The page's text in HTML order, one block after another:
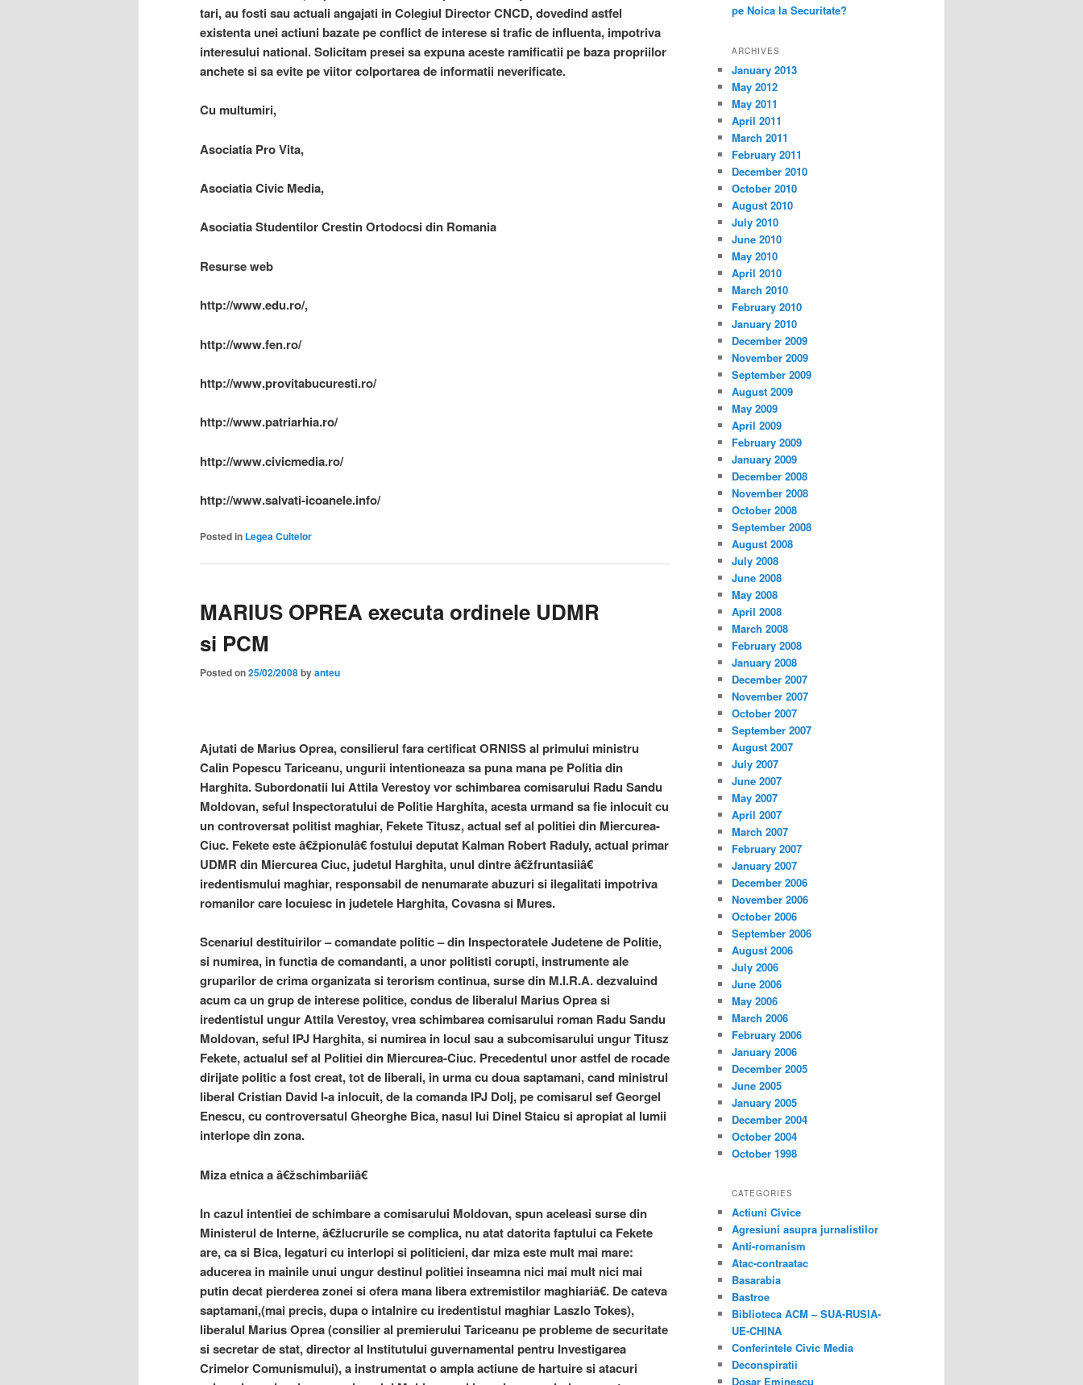
tari, au fosti sau actuali angajati in Colegiul Director CNCD, dovedind astfel
existenta unei actiuni bazate pe conflict de interese si trafic de influenta, impotriva
interesului national. Solicitam presei sa expuna aceste ramificatii pe baza propriilor
anchete si sa evite pe viitor colportarea de informatii neverificate.
Cu multumiri,
Asociatia Pro Vita,
Asociatia Civic Media,
Asociatia Studentilor Crestin Ortodocsi din Romania
Resurse web
http://www.edu.ro/,
http://www.fen.ro/
http://www.provitabucuresti.ro/
http://www.patriarhia.ro/
http://www.civicmedia.ro/
http://www.salvati-icoanele.info/
Posted in Legea Cultelor
MARIUS OPREA executa ordinele UDMR
si PCM
Posted on25/02/2008byanteu
Ajutati de Marius Oprea, consilierul fara certificat ORNISS al primului ministru
Calin Popescu Tariceanu, ungurii intentioneaza sa puna mana pe Politia din
Harghita. Subordonatii lui Attila Verestoy vor schimbarea comisarului Radu Sandu
Moldovan, seful Inspectoratului de Politie Harghita, acesta urmand sa fie inlocuit cu
un controversat politist maghiar, Fekete Titusz, actual sef al politiei din Miercurea-
Ciuc. Fekete este â€žpionulâ€ fostului deputat Kalman Robert Raduly, actual primar
UDMR din Miercurea Ciuc, judetul Harghita, unul dintre â€žfruntasiiâ€
iredentismului maghiar, responsabil de nenumarate abuzuri si ilegalitati impotriva
romanilor care locuiesc in judetele Harghita, Covasna si Mures.
Scenariul destituirilor – comandate politic – din Inspectoratele Judetene de Politie,
si numirea, in functia de comandanti, a unor politisti corupti, instrumente ale
gruparilor de crima organizata si terorism continua, surse din M.I.R.A. dezvaluind
acum ca un grup de interese politice, condus de liberalul Marius Oprea si
iredentistul ungur Attila Verestoy, vrea schimbarea comisarului roman Radu Sandu
Moldovan, seful IPJ Harghita, si numirea in locul sau a subcomisarului ungur Titusz
Fekete, actualul sef al Politiei din Miercurea-Ciuc. Precedentul unor astfel de rocade
dirijate politic a fost creat, tot de liberali, in urma cu doua saptamani, cand ministrul
liberal Cristian David l-a inlocuit, de la comanda IPJ Dolj, pe comisarul sef Georgel
Enescu, cu controversatul Gheorghe Bica, nasul lui Dinel Staicu si apropiat al lumii
interlope din zona.
Miza etnica a â€žschimbariiâ€
In cazul intentiei de schimbare a comisarului Moldovan, spun aceleasi surse din
Ministerul de Interne, â€žlucrurile se complica, nu atat datorita faptului ca Fekete
are, ca si Bica, legaturi cu interlopi si politicieni, dar miza este mult mai mare:
aducerea in mainile unui ungur destinul politiei inseamna nici mai mult nici mai
putin decat pierderea zonei si ofera mana libera extremistilor maghiariâ€. De cateva
saptamani,(mai precis, dupa o intalnire cu iredentistul maghiar Laszlo Tokes),
liberalul Marius Oprea (consilier al premierului Tariceanu pe probleme de securitate
si secretar de stat, director al Institutului guvernamental pentru Investigarea
Crimelor Comunismului), a instrumentat o ampla actiune de hartuire si atacuri
pe Noica la Securitate?
ARCHIVES
January 2013
May 2012
May 2011
April 2011
March 2011
February 2011
December 2010
October 2010
August 2010
July 2010
June 2010
May 2010
April 2010
March 2010
February 2010
January 2010
December 2009
November 2009
September 2009
August 2009
May 2009
April 2009
February 2009
January 2009
December 2008
November 2008
October 2008
September 2008
August 2008
July 2008
June 2008
May 2008
April 2008
March 2008
February 2008
January 2008
December 2007
November 2007
October 2007
September 2007
August 2007
July 2007
June 2007
May 2007
April 2007
March 2007
February 2007
January 2007
December 2006
November 2006
October 2006
September 2006
August 2006
July 2006
June 2006
May 2006
March 2006
February 2006
January 2006
December 2005
June 2005
January 2005
December 2004
October 2004
October 1998
CATEGORIES
Actiuni Civice
Agresiuni asupra jurnalistilor
Anti-romanism
Atac-contraatac
Basarabia
Bastroe
Biblioteca ACM – SUA-RUSIA-
UE-CHINA
Conferintele Civic Media
Deconspiratii
Dosar Eminescu